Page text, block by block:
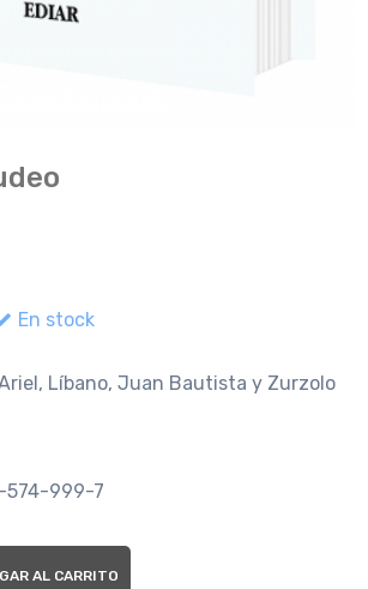
En stock
Líbano, Juan Bautista y Zurzolo
574-999-7
AL CARRITO